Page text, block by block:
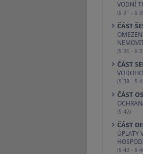
VODNÍ
(§ 31 - §
ČÁST
(§ 36 - §
ČÁST
(§ 38 - §
ČÁST
(§ 42)
ČÁST
ÚPLATY
(§ 43 - §